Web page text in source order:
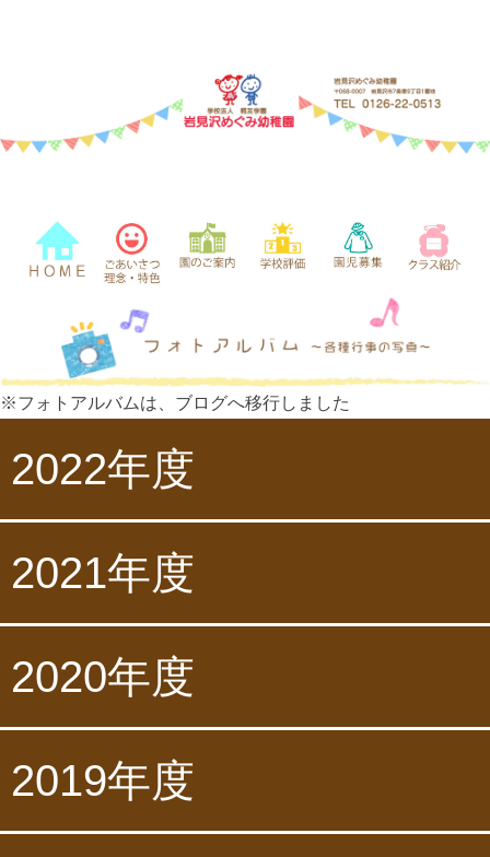
※フォトアルバムは、ブログへ移行しました
2022年度
2021年度
2020年度
2019年度